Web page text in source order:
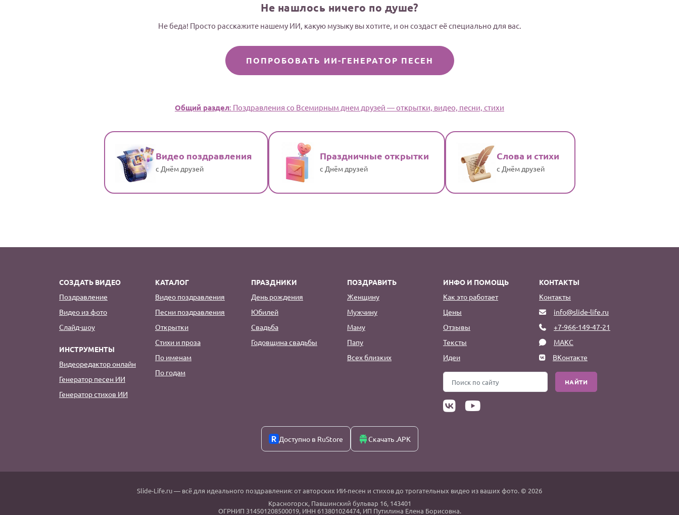
Не нашлось ничего по душе?
Не беда! Просто расскажите нашему ИИ, какую музыку вы хотите, и он создаст её специально для вас.
ПОПРОБОВАТЬ ИИ-ГЕНЕРАТОР ПЕСЕН
Общий раздел: Поздравления со Всемирным днем друзей — открытки, видео, песни, стихи
Видео поздравления
с Днём друзей
Праздничные открытки
с Днём друзей
Слова и стихи
с Днём друзей
СОЗДАТЬ ВИДЕО
Поздравление
Видео из фото
Слайд-шоу
ИНСТРУМЕНТЫ
Видеоредактор онлайн
Генератор песен ИИ
Генератор стихов ИИ
КАТАЛОГ
Видео поздравления
Песни поздравления
Открытки
Стихи и проза
По именам
По годам
ПРАЗДНИКИ
День рождения
Юбилей
Свадьба
Годовщина свадьбы
ПОЗДРАВИТЬ
Женщину
Мужчину
Маму
Папу
Всех близких
ИНФО И ПОМОЩЬ
Как это работает
Цены
Отзывы
Тексты
Идеи
КОНТАКТЫ
Контакты
info@slide-life.ru
+7-966-149-47-21
МАКС
ВКонтакте
НАЙТИ
Доступно в RuStore Скачать .APK
Slide-Life.ru— всё для идеального поздравления: от авторских ИИ-песен и стихов до трогательных видео из ваших фото. © 2026
Красногорск, Павшинский бульвар 16, 143401
ОГРНИП 314501208500019, ИНН 613801024474, ИП Путилина Елена Борисовна.